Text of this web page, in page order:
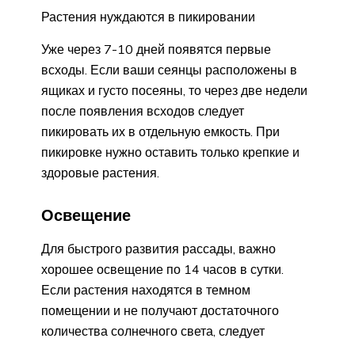
Растения нуждаются в пикировании
Уже через 7-10 дней появятся первые
всходы. Если ваши сеянцы расположены в
ящиках и густо посеяны, то через две недели
после появления всходов следует
пикировать их в отдельную емкость. При
пикировке нужно оставить только крепкие и
здоровые растения.
Освещение
Для быстрого развития рассады, важно
хорошее освещение по 14 часов в сутки.
Если растения находятся в темном
помещении и не получают достаточного
количества солнечного света, следует